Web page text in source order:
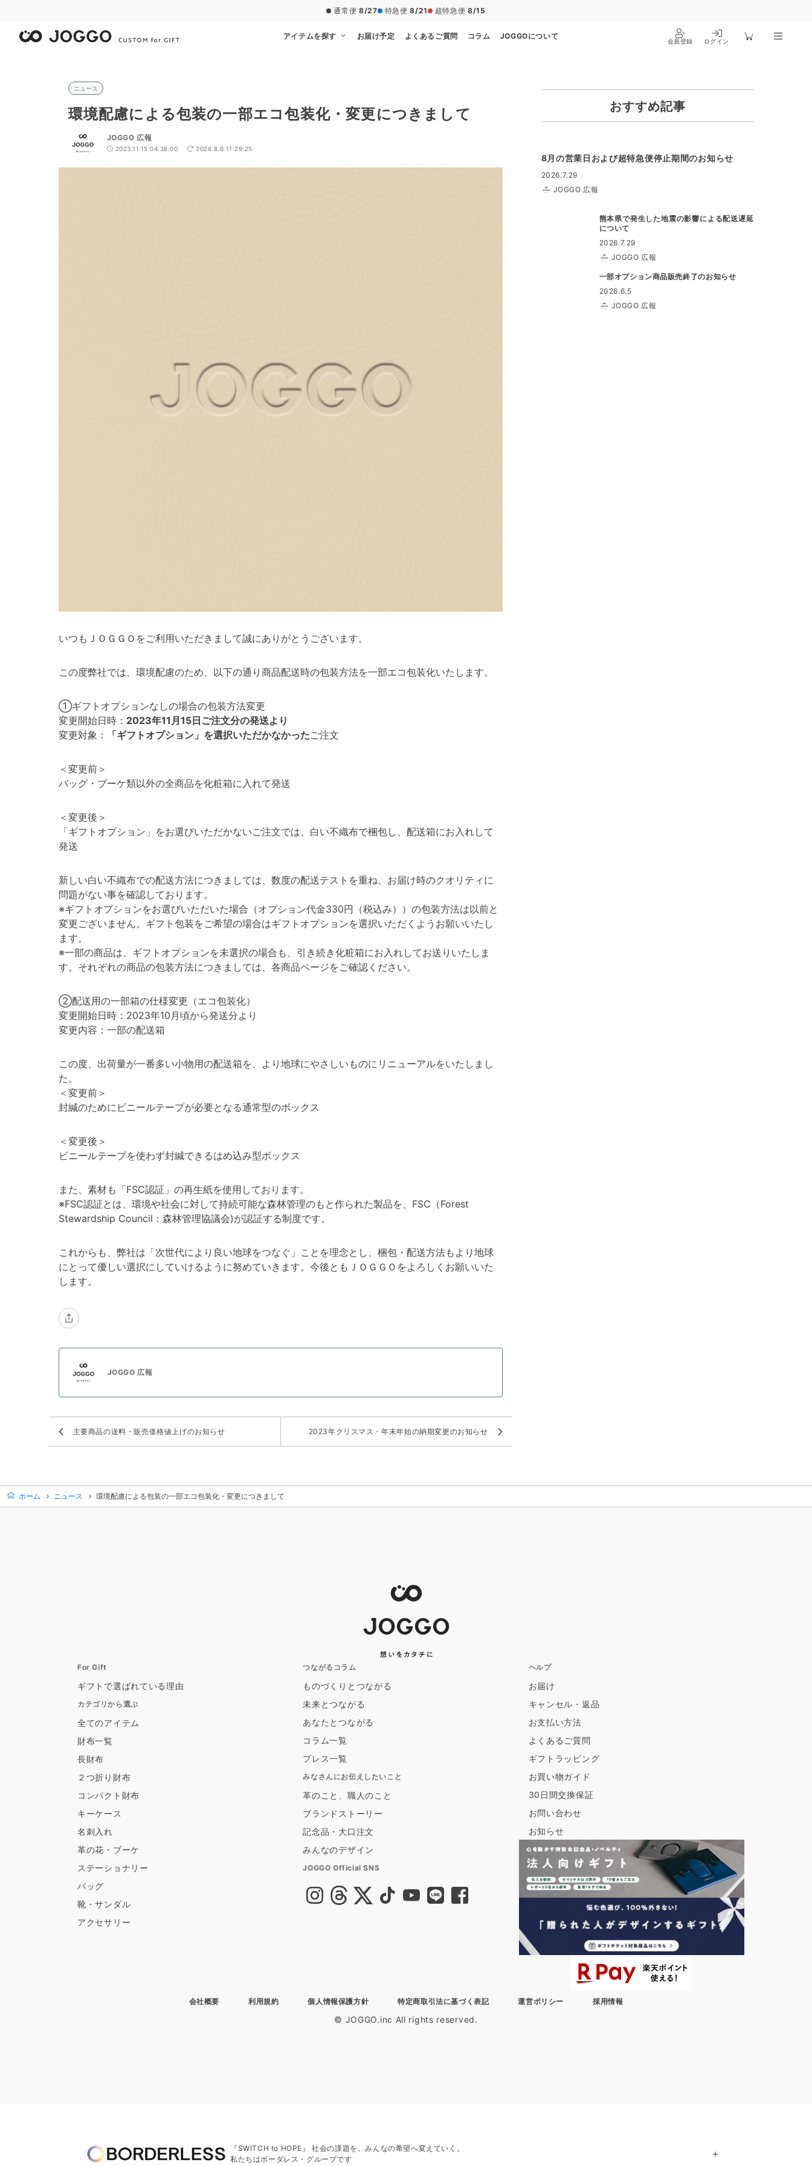
通常便 8/27 特急便 8/21 超特急便 8/15
アイテムを探す お届け予定 よくあるご質問 コラム JOGGOについて
会員登録 ログイン
ニュース
環境配慮による包装の一部エコ包装化・変更につきまして
JOGGO 広報
2023.11.15 04:38:00 2026.8.6 11:29:25
いつもＪＯＧＧＯをご利用いただきまして誠にありがとうございます。
この度弊社では、環境配慮のため、以下の通り商品配送時の包装方法を一部エコ包装化いたします。
①ギフトオプションなしの場合の包装方法変更
変更開始日時： 2023年11月15日ご注文分の発送より
変更対象：
「ギフトオプション」を選択いただかなかったご注文
＜変更前＞
バッグ・ブーケ類以外の全商品を化粧箱に入れて発送
＜変更後＞
「ギフトオプション」をお選びいただかないご注文では、白い不織布で梱包し、配送箱にお入れして
発送
新しい白い不織布での配送方法につきましては、数度の配送テストを重ね、お届け時のクオリティに
問題がない事を確認しております。
※ギフトオプションをお選びいただいた場合（オプション代金330円（税込み））の包装方法は以前と
変更ございません。ギフト包装をご希望の場合はギフトオプションを選択いただくようお願いいたし
ます。
※一部の商品は、ギフトオプションを未選択の場合も、引き続き化粧箱にお入れしてお送りいたしま
す。それぞれの商品の包装方法につきましては、各商品ページをご確認ください。
②配送用の一部箱の仕様変更（エコ包装化）
変更開始日時：2023年10月頃から発送分より
変更内容：一部の配送箱
この度、出荷量が一番多い小物用の配送箱を、より地球にやさしいものにリニューアルをいたしまし
た。
＜変更前＞
封緘のためにビニールテープが必要となる通常型のボックス
＜変更後＞
ビニールテープを使わず封緘できるはめ込み型ボックス
また、素材も「FSC認証」の再生紙を使用しております。
※FSC認証とは、環境や社会に対して持続可能な森林管理のもと作られた製品を、FSC（Forest
Stewardship Council：森林管理協議会)が認証する制度です。
これからも、弊社は「次世代により良い地球をつなぐ」ことを理念とし、梱包・配送方法もより地球
にとって優しい選択にしていけるように努めていきます。今後ともＪＯＧＧＯをよろしくお願いいた
します。
JOGGO 広報
主要商品の送料・販売価格値上げのお知らせ 2023年クリスマス・年末年始の納期変更のお知らせ
おすすめ記事
8月の営業日および超特急便停止期間のお知らせ
2026.7.29
JOGGO 広報
熊本県で発生した地震の影響による配送遅延
について
2026.7.29
JOGGO 広報
一部オプション商品販売終了のお知らせ
2026.6.5
JOGGO 広報
ホーム ニュース 環境配慮による包装の一部エコ包装化・変更につきまして
For Gift
ギフトで選ばれている理由
カテゴリから選ぶ
全てのアイテム
財布一覧
長財布
２つ折り財布
コンパクト財布
キーケース
名刺入れ
革の花・ブーケ
ステーショナリー
バッグ
靴・サンダル
アクセサリー
つながるコラム
ものづくりとつながる
未来とつながる
あなたとつながる
コラム一覧
プレス一覧
みなさんにお伝えしたいこと
革のこと、職人のこと
ブランドストーリー
記念品・大口注文
みんなのデザイン
JOGGO Official SNS
ヘルプ
お届け
キャンセル・返品
お支払い方法
よくあるご質問
ギフトラッピング
お買い物ガイド
30日間交換保証
お問い合わせ
お知らせ
会社概要 利用規約 個人情報保護方針 特定商取引法に基づく表記 運営ポリシー 採用情報
© JOGGO.inc All rights reserved.
『SWITCH to HOPE』 社会の課題を、みんなの希望へ変えていく。
私たちはボーダレス・グループです
＋